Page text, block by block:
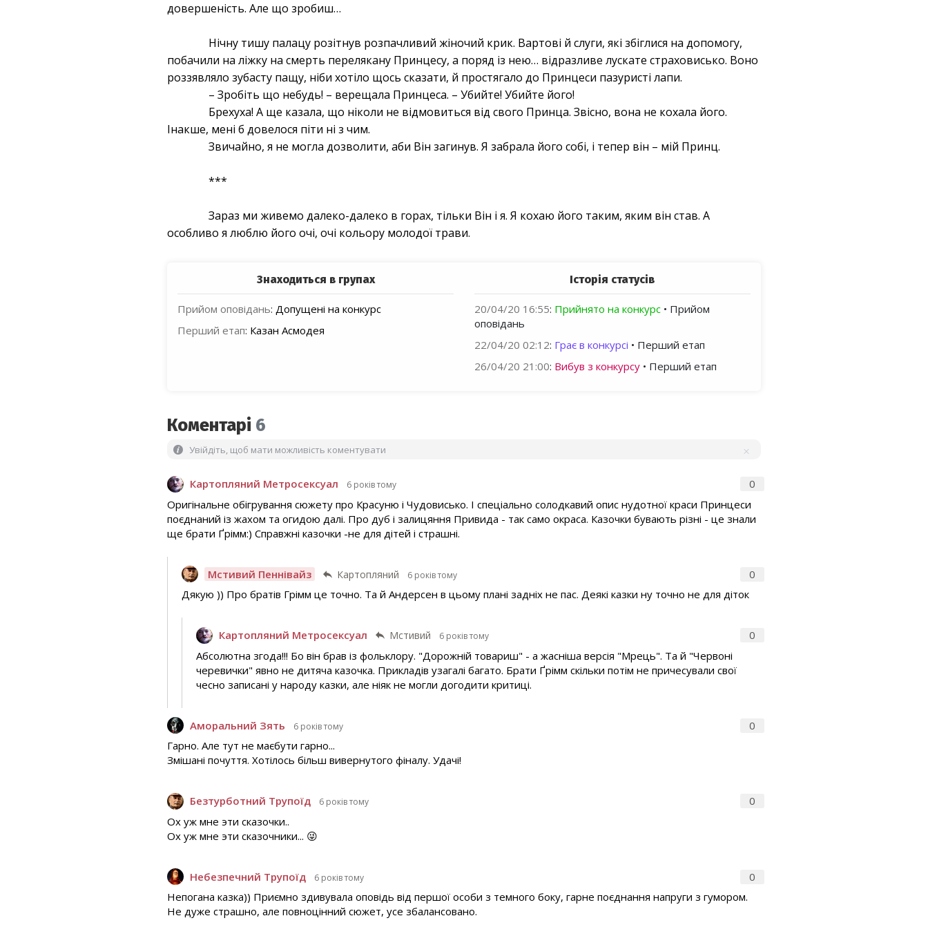
довершеність. Але що зробиш…
Нічну тишу палацу розітнув розпачливий жіночий крик. Вартові й слуги, які збіглися на допомогу,
побачили на ліжку на смерть перелякану Принцесу, а поряд із нею… відразливе лускате страховисько. Воно
роззявляло зубасту пащу, ніби хотіло щось сказати, й простягало до Принцеси пазуристі лапи.
– Зробіть що небудь! – верещала Принцеса. – Убийте! Убийте його!
Брехуха! А ще казала, що ніколи не відмовиться від свого Принца. Звісно, вона не кохала його.
Інакше, мені б довелося піти ні з чим.
Звичайно, я не могла дозволити, аби Він загинув. Я забрала його собі, і тепер він – мій Принц.
***
Зараз ми живемо далеко-далеко в горах, тільки Він і я. Я кохаю його таким, яким він став. А
особливо я люблю його очі, очі кольору молодої трави.
Знаходиться в групах
Прийом оповідань:Допущені на конкурс
Перший етап: Казан Асмодея
Історія статусів
20/04/20 16:55: Прийнято на конкурс• Прийом
оповідань
22/04/20 02:12: Грає в конкурсі • Перший етап
26/04/20 21:00: Вибув з конкурсу• Перший етап
Коментарі 6
Увійдіть, щоб мати можливість коментувати
Картопляний Метросексуал 6 років тому
0
Оригінальне обігрування сюжету про Красуню і Чудовисько. І спеціально солодкавий опис нудотної краси Принцеси
поєднаний із жахом та огидою далі. Про дуб і залицяння Привида - так само окраса. Казочки бувають різні - це знали
ще брати Ґрімм:) Справжні казочки -не для дітей і страшні.
Мстивий Пеннівайз Картопляний 6 років тому
0
Дякую )) Про братів Грімм це точно. Та й Андерсен в цьому плані задніх не пас. Деякі казки ну точно не для діток
Картопляний Метросексуал Мстивий 6 років тому
0
Абсолютна згода!!! Бо він брав із фольклору. "Дорожній товариш" - а жасніша версія "Мрець". Та й "Червоні
черевички" явно не дитяча казочка. Прикладів узагалі багато. Брати Ґрімм скільки потім не причесували свої
чесно записані у народу казки, але ніяк не могли догодити критиці.
Аморальний Зять 6 років тому
0
Гарно. Але тут не маєбути гарно...
Змішані почуття. Хотілось більш вивернутого фіналу. Удачі!
Безтурботний Трупоїд 6 років тому
0
Ох уж мне эти сказочки..
Ох уж мне эти сказочники... 😜
Небезпечний Трупоїд 6 років тому
0
Непогана казка)) Приємно здивувала оповідь від першої особи з темного боку, гарне поєднання напруги з гумором.
Не дуже страшно, але повноцінний сюжет, усе збалансовано.